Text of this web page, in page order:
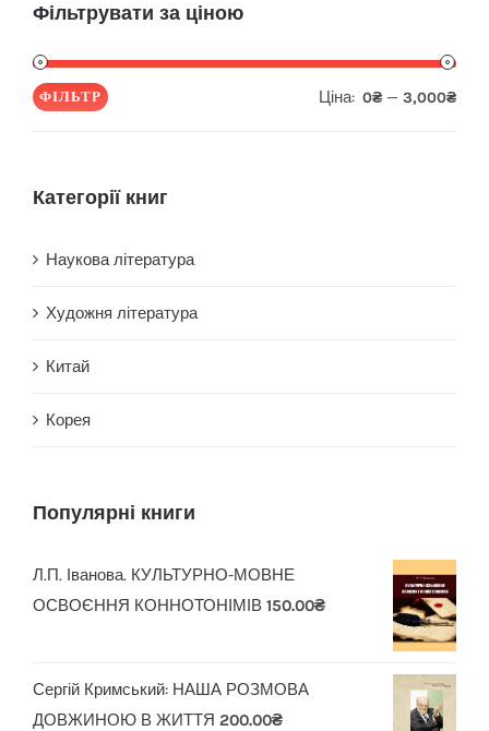
Фільтрувати за ціною
ФІЛЬТР Ціна: 0₴ — 3,000₴
Категорії книг
Наукова література
Художня література
Китай
Корея
Популярні книги
Л.П. Іванова. КУЛЬТУРНО-МОВНЕ
ОСВОЄННЯ КОННОТОНІМІВ 150.00₴
Сергій Кримський: НАША РОЗМОВА
ДОВЖИНОЮ В ЖИТТЯ 200.00₴